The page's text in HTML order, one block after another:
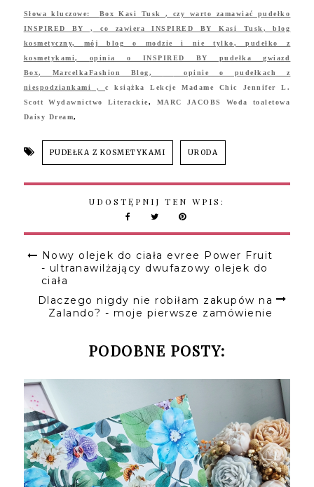
Słowa kluczowe: Box Kasi Tusk , czy warto zamawiać pudełko
INSPIRED BY ,
co zawiera INSPIRED BY Kasi Tusk ,blog
kosmetyczny, mój blog o modzie i nie tylko,pudełko z
kosmetykami, opinia o INSPIRED BY pudełka gwiazd
Box, MarcelkaFashion Blog,
opinie o pudełkach z
niespodziankami
,c
książka Lekcje Madame Chic Jennifer L.
Scott Wydawnictwo Literackie, MARC JACOBS Woda toaletowa
Daisy Dream,
PUDEŁKA Z KOSMETYKAMI URODA
UDOSTĘPNIJ TEN WPIS:
Nowy olejek do ciała evree Power Fruit
- ultranawilżający dwufazowy olejek do
ciała
Dlaczego nigdy nie robiłam zakupów na
Zalando? - moje pierwsze zamówienie
PODOBNE POSTY: